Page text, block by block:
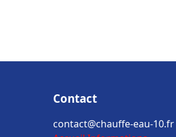
Contact
contact@chauffe-eau-10.fr